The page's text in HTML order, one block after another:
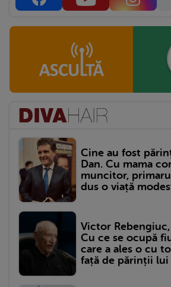
Cine au fost
Dan. Cu mama
muncitor,
dus o viață
Victor
Cu ce se ocupă
care a ales o cu
față de părinții lui